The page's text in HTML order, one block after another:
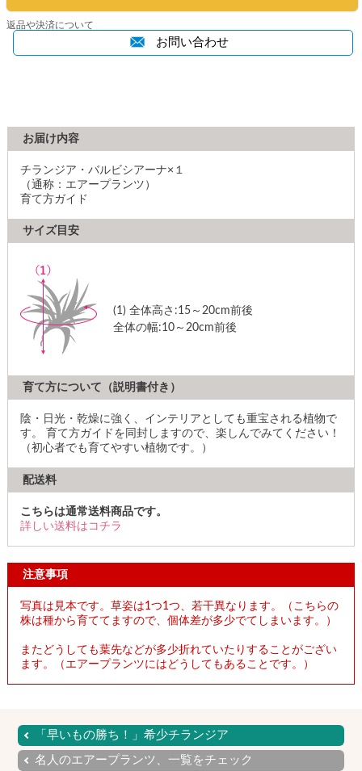
お問い合わせ
返品や決済について
お届け内容
チランジア・バルビシアーナ×１
（通称：エアープランツ）
育て方ガイド
サイズ目安
(1) 全体高さ:15～20cm前後
全体の幅:10～20cm前後
育て方について（説明書付き）
陰・日光・乾燥に強く、インテリアとしても重宝される植物で
す。 育て方ガイドを同封しますので、楽しんでみてください！
（初心者でも育てやすい植物です。）
配送料
こちらは通常送料商品です。
詳しい送料はコチラ
注意事項
写真は見本です。草姿は1つ1つ、若干異なります。（こちらの
株は種から育ててますので、個体差が多少でてしまいます。）
またどうしても葉先などが多少折れていたりすることがござい
ます。（エアープランツにはどうしてもあることです。）
「早いもの勝ち！」希少チランジア
名人のエアープランツ、一覧をチェック